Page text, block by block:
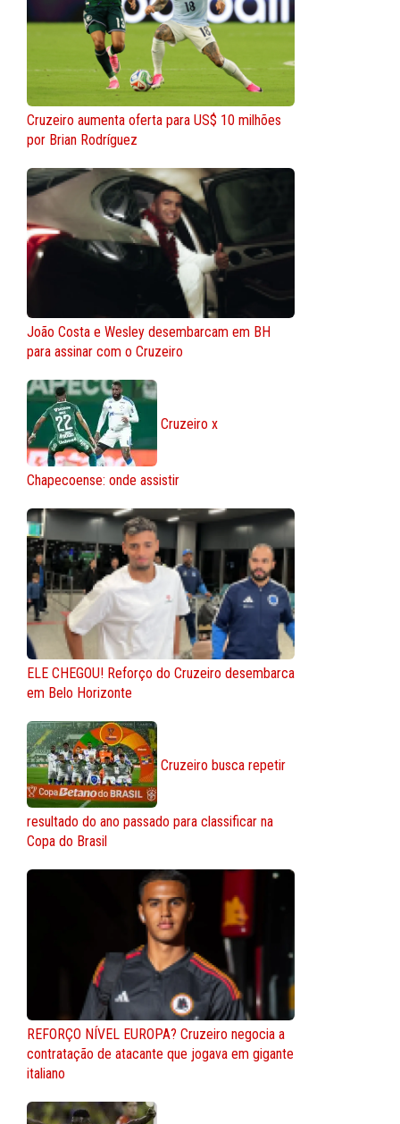
Cruzeiro aumenta oferta para US$ 10 milhões
por Brian Rodríguez
João Costa e Wesley desembarcam em BH
para assinar com o Cruzeiro
Cruzeiro x
Chapecoense: onde assistir
ELE CHEGOU! Reforço do Cruzeiro desembarca
em Belo Horizonte
Cruzeiro busca repetir
resultado do ano passado para classificar na
Copa do Brasil
REFORÇO NÍVEL EUROPA? Cruzeiro negocia a
contratação de atacante que jogava em gigante
italiano